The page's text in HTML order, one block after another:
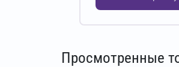
Просмотренные